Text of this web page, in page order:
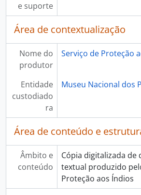
e suporte
Área de contextualização
Nome do
produtor
Serviço de Proteção
Entidade
custodiado
ra
Museu Nacional dos
Área de conteúdo e
Âmbito e
conteúdo
Cópia digitalizada de
textual produzido
Proteção aos Índios